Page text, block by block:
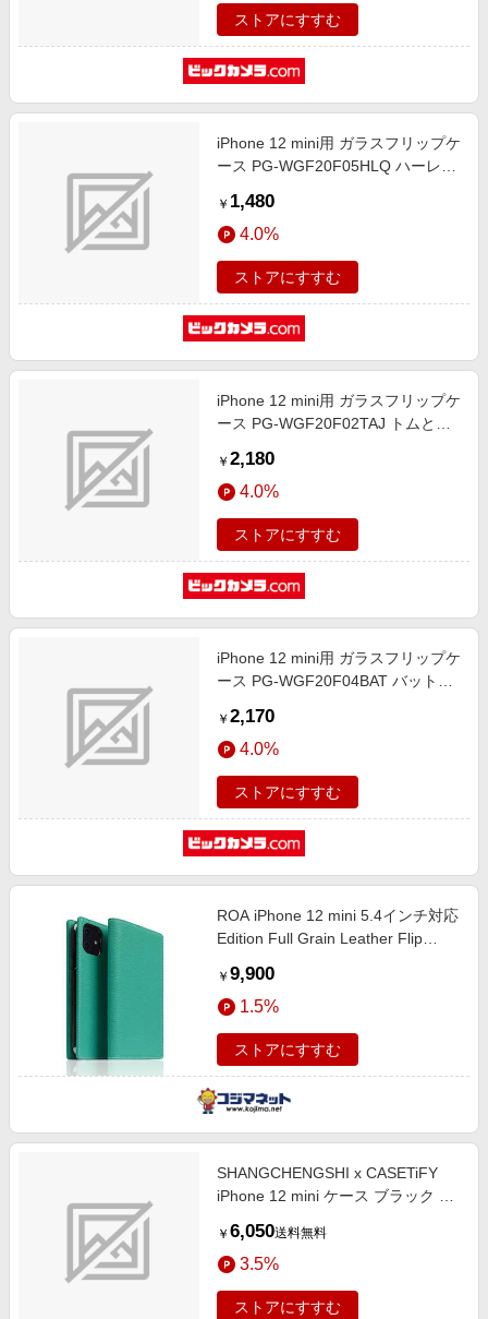
ストアにすすむ
iPhone 12 mini用 ガラスフリップケ
ース PG-WGF20F05HLQ ハーレ
￥ 1,480
4.0%
ストアにすすむ
iPhone 12 mini用 ガラスフリップケ
ース PG-WGF20F02TAJ トムとジ
￥ 2,180
4.0%
ストアにすすむ
iPhone 12 mini用 ガラスフリップケ
ース PG-WGF20F04BAT バットマ
￥ 2,170
4.0%
ストアにすすむ
ROA iPhone 12 mini 5.4インチ対応
Edition Full Grain Leather Flip
￥ 9,900
1.5%
ストアにすすむ
SHANGCHENGSHI x CASETiFY
iPhone 12 mini ケース ブラック イ
Phone Case
￥ 6,050送料無料
3.5%
ストアにすすむ